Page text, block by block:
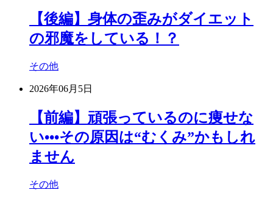
【後編】身体の歪みがダイエット
の邪魔をしている！？
その他
2026年06月5日
【前編】頑張っているのに痩せな
い•••その原因は“むくみ”かもしれ
ません
その他